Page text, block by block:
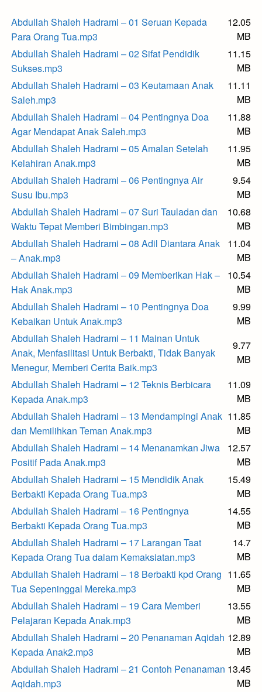
Abdullah Shaleh Hadrami – 01 Seruan Kepada
Para Orang Tua.mp3
12.05
MB
Abdullah Shaleh Hadrami – 02 Sifat Pendidik
Sukses.mp3
11.15
MB
Abdullah Shaleh Hadrami – 03 Keutamaan Anak
Saleh.mp3
11.11
MB
Abdullah Shaleh Hadrami – 04 Pentingnya Doa
Agar Mendapat Anak Saleh.mp3
11.88
MB
Abdullah Shaleh Hadrami – 05 Amalan Setelah
Kelahiran Anak.mp3
11.95
MB
Abdullah Shaleh Hadrami – 06 Pentingnya Air
Susu Ibu.mp3
9.54
MB
Abdullah Shaleh Hadrami – 07 Suri Tauladan dan
Waktu Tepat Memberi Bimbingan.mp3
10.68
MB
Abdullah Shaleh Hadrami – 08 Adil Diantara Anak
– Anak.mp3
11.04
MB
Abdullah Shaleh Hadrami – 09 Memberikan Hak –
Hak Anak.mp3
10.54
MB
Abdullah Shaleh Hadrami – 10 Pentingnya Doa
Kebaikan Untuk Anak.mp3
9.99
MB
Abdullah Shaleh Hadrami – 11 Mainan Untuk
Anak, Menfasilitasi Untuk Berbakti, Tidak Banyak
Menegur, Memberi Cerita Baik.mp3
9.77
MB
Abdullah Shaleh Hadrami – 12 Teknis Berbicara
Kepada Anak.mp3
11.09
MB
Abdullah Shaleh Hadrami – 13 Mendampingi Anak
dan Memilihkan Teman Anak.mp3
11.85
MB
Abdullah Shaleh Hadrami – 14 Menanamkan Jiwa
Positif Pada Anak.mp3
12.57
MB
Abdullah Shaleh Hadrami – 15 Mendidik Anak
Berbakti Kepada Orang Tua.mp3
15.49
MB
Abdullah Shaleh Hadrami – 16 Pentingnya
Berbakti Kepada Orang Tua.mp3
14.55
MB
Abdullah Shaleh Hadrami – 17 Larangan Taat
Kepada Orang Tua dalam Kemaksiatan.mp3
14.7
MB
Abdullah Shaleh Hadrami – 18 Berbakti kpd Orang
Tua Sepeninggal Mereka.mp3
11.65
MB
Abdullah Shaleh Hadrami – 19 Cara Memberi
Pelajaran Kepada Anak.mp3
13.55
MB
Abdullah Shaleh Hadrami – 20 Penanaman Aqidah
Kepada Anak2.mp3
12.89
MB
Abdullah Shaleh Hadrami – 21 Contoh Penanaman
Aqidah.mp3
13.45
MB